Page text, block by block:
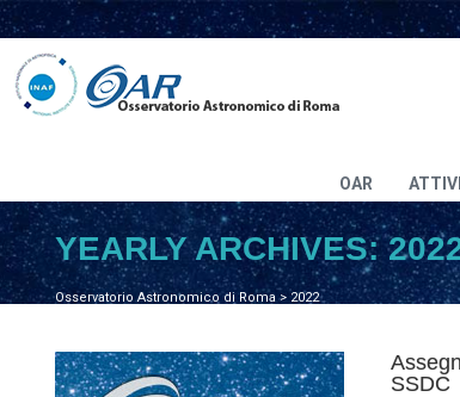
OAR
Osservatorio Astronomico di Roma> 2022
YEARLY ARCHIVES:
SSDC